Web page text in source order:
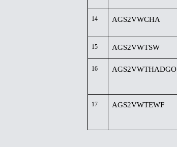
14 AGS2VWCHA
15 AGS2VWTSW
16 AGS2VWTHADGO
17 AGS2VWTEWF